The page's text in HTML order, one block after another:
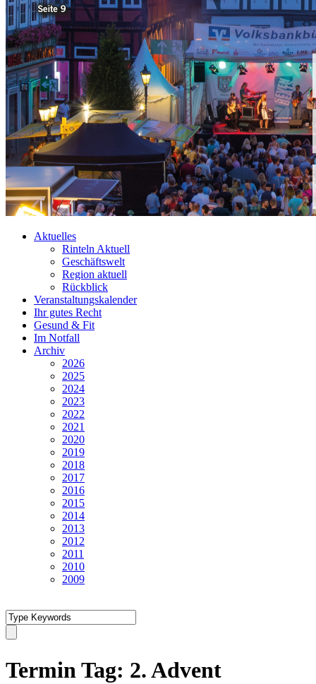
Aktuelles
Rinteln Aktuell
Geschäftswelt
Region aktuell
Rückblick
Veranstaltungskalender
Ihr gutes Recht
Gesund & Fit
Im Notfall
Archiv
2026
2025
2024
2023
2022
2021
2020
2019
2018
2017
2016
2015
2014
2013
2012
2011
2010
2009
Termin Tag: 2. Advent